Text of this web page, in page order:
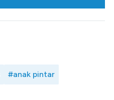
#anak pintar